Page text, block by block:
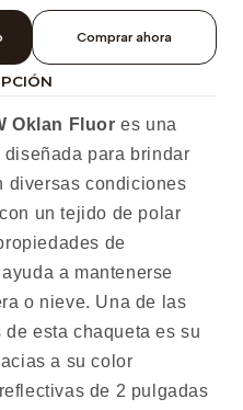
Comprar ahora
Oklan Fluor es una
para brindar
diversas condiciones
un tejido de polar
de
a mantenerse
o nieve. Una de las
esta chaqueta es su
a su color
de 2 pulgadas